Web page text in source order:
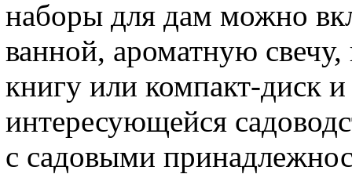
наборы для дам можно
ванной, ароматную
книгу или компакт-диск
интересующейся
с садовыми